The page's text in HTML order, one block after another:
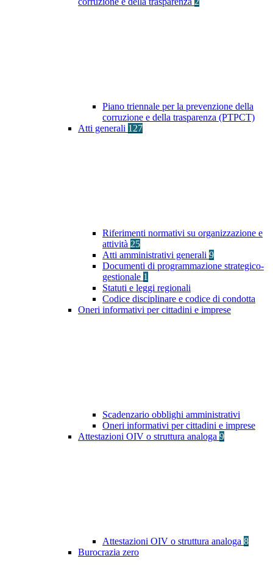
Piano triennale per la prevenzione della
corruzione e della trasparenza (PTPCT)
Atti generali 127
Riferimenti normativi su organizzazione e
attività 25
Atti amministrativi generali 9
Documenti di programmazione strategico-
gestionale 1
Statuti e leggi regionali
Codice disciplinare e codice di condotta
Oneri informativi per cittadini e imprese
Scadenzario obblighi amministrativi
Oneri informativi per cittadini e imprese
Attestazioni OIV o struttura analoga 9
Attestazioni OIV o struttura analoga 8
Burocrazia zero